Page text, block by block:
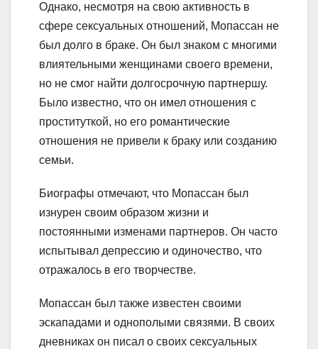
Однако, несмотря на свою активность в
сфере сексуальных отношений, Мопассан не
был долго в браке. Он был знаком с многими
влиятельными женщинами своего времени,
но не смог найти долгосрочную партнершу.
Было известно, что он имел отношения с
проституткой, но его романтические
отношения не привели к браку или созданию
семьи.
Биографы отмечают, что Мопассан был
изнурен своим образом жизни и
постоянными изменами партнеров. Он часто
испытывал депрессию и одиночество, что
отражалось в его творчестве.
Мопассан был также известен своими
эскападами и однополыми связями. В своих
дневниках он писал о своих сексуальных